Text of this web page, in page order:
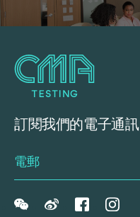
訂閱我們的電子通訊